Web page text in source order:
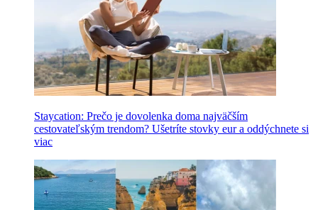
Staycation: Prečo je dovolenka doma najväčším
cestovateľským trendom? Ušetríte stovky eur a oddýchnete si
viac